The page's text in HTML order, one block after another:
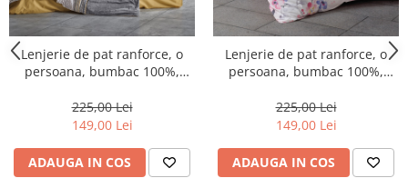
Lenjerie de pat ranforce, o
persoana, bumbac 100%,
225,00 Lei
149,00 Lei
ADAUGA IN COS
Lenjerie de pat ranforce, o
persoana, bumbac 100%,
225,00 Lei
149,00 Lei
ADAUGA IN COS